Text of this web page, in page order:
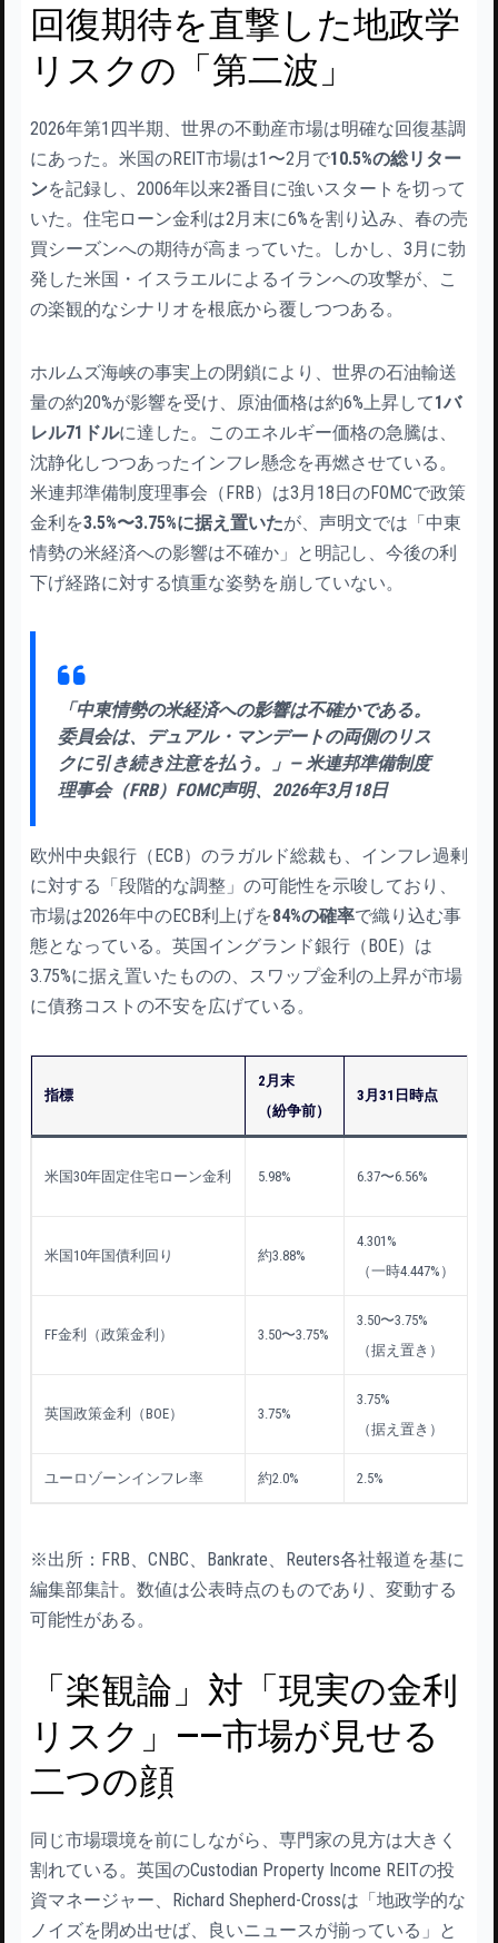
回復期待を直撃した地政学
リスクの「第二波」
2026年第1四半期、世界の不動産市場は明確な回復基調
にあった。米国のREIT市場は1〜2月で10.5%の総リター
ンを記録し、2006年以来2番目に強いスタートを切って
いた。住宅ローン金利は2月末に6%を割り込み、春の売
買シーズンへの期待が高まっていた。しかし、3月に勃
発した米国・イスラエルによるイランへの攻撃が、こ
の楽観的なシナリオを根底から覆しつつある。
ホルムズ海峡の事実上の閉鎖により、世界の石油輸送
量の約20%が影響を受け、原油価格は約6%上昇して1バ
レル71ドルに達した。このエネルギー価格の急騰は、
沈静化しつつあったインフレ懸念を再燃させている。
米連邦準備制度理事会（FRB）は3月18日のFOMCで政策
金利を3.5%〜3.75%に据え置いたが、声明文では「中東
情勢の米経済への影響は不確か」と明記し、今後の利
下げ経路に対する慎重な姿勢を崩していない。
「中東情勢の米経済への影響は不確かである。
委員会は、デュアル・マンデートの両側のリス
クに引き続き注意を払う。」— 米連邦準備制度
理事会（FRB）FOMC声明、2026年3月18日
欧州中央銀行（ECB）のラガルド総裁も、インフレ過剰
に対する「段階的な調整」の可能性を示唆しており、
市場は2026年中のECB利上げを84%の確率で織り込む事
態となっている。英国イングランド銀行（BOE）は
3.75%に据え置いたものの、スワップ金利の上昇が市場
に債務コストの不安を広げている。
指標
2月末
（紛争前）
3月31日時点
米国30年固定住宅ローン金利 5.98% 6.37〜6.56%
米国10年国債利回り 約3.88%
4.301%
（一時4.447%）
FF金利（政策金利） 3.50〜3.75%
3.50〜3.75%
（据え置き）
英国政策金利（BOE） 3.75%
3.75%
（据え置き）
ユーロゾーンインフレ率 約2.0% 2.5%
※出所：FRB、CNBC、Bankrate、Reuters各社報道を基に
編集部集計。数値は公表時点のものであり、変動する
可能性がある。
「楽観論」対「現実の金利
リスク」——市場が見せる
二つの顔
同じ市場環境を前にしながら、専門家の見方は大きく
割れている。英国のCustodian Property Income REITの投
資マネージャー、Richard Shepherd-Crossは「地政学的な
ノイズを閉め出せば、良いニュースが揃っている」と